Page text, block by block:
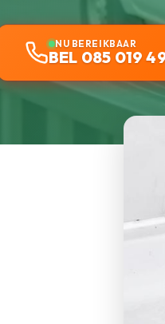
NU BEREIKBAAR
BEL 085 019